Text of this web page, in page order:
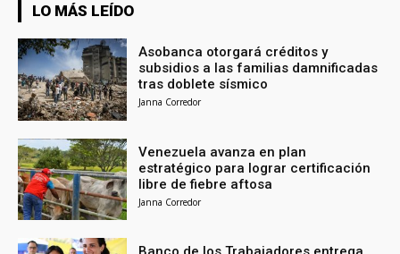
LO MÁS LEÍDO
Asobanca otorgará créditos y
subsidios a las familias damnificadas
tras doblete sísmico
Janna Corredor
Venezuela avanza en plan
estratégico para lograr certificación
libre de fiebre aftosa
Janna Corredor